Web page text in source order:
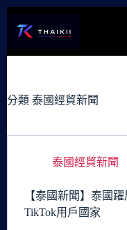
容
分類 泰國經貿新聞
泰國經貿新聞
【泰國新聞】泰國
TikTok用戶國家